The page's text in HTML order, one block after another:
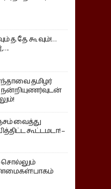
த. தே. கூ வும்!…
தமிழர்
நன்றியுணர்வுடன்
வைத்து
கூட்டமடா! –
சொல்லும்
பாகம்